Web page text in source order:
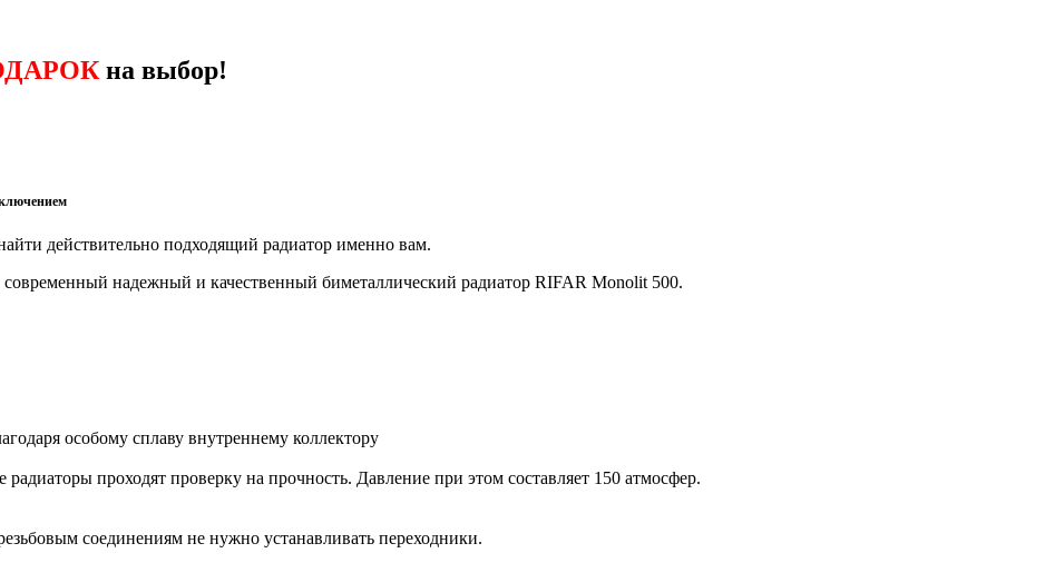
на выбор!
действительно подходящий радиатор именно вам.
современный надежный и качественный биметаллический радиатор RIFAR Monolit 500.
особому сплаву внутреннему коллектору
радиаторы проходят проверку на прочность. Давление при этом составляет 150 атмосфер.
соединениям не нужно устанавливать переходники.